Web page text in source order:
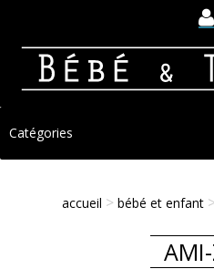
Catégories
accueil > bébé et enfant>